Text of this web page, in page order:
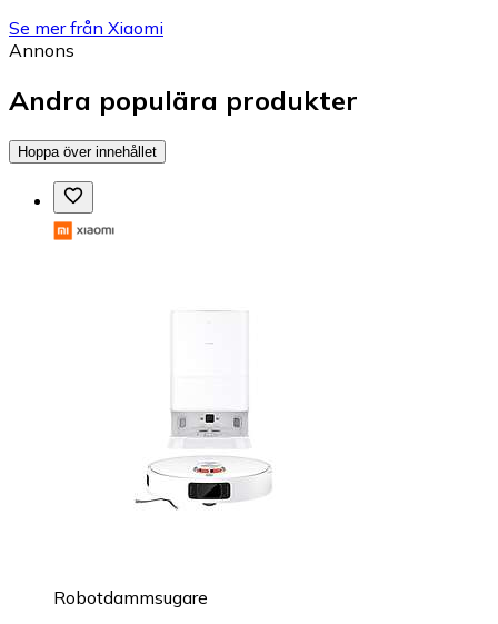
Se mer från Xiaomi
Annons
Andra populära produkter
Hoppa över innehållet
Robotdammsugare